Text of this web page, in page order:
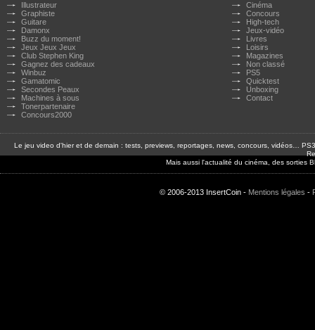
Illustrateur
Graphiste
Guitare
Damonx
Buzz du moment!
Jeux Jeux Jeux
Club Stephen King
Gagnez des cadeaux
Winbuz
Gamatomic
Secondes Peaux
Machines à sous
Tonerpartenaire
Concours2000
Cinéma
Concours
High-tech
Jeux-vidéo
Livres
Loisirs
Magazines
Non classé
PS5
Quicktest
Unboxing
Contact
Le jeu video d'hier et de demain : tests, previews, reportages, news, concours, vidéos…
Mais aussi l'actualité du cinéma, des sorties
© 2006-2013 InsertCoin - Mentions légales -